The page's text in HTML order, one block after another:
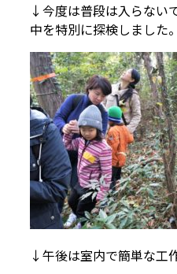
↓今度は普段は入らない
中を特別に探検しました
↓午後は室内で簡単な工